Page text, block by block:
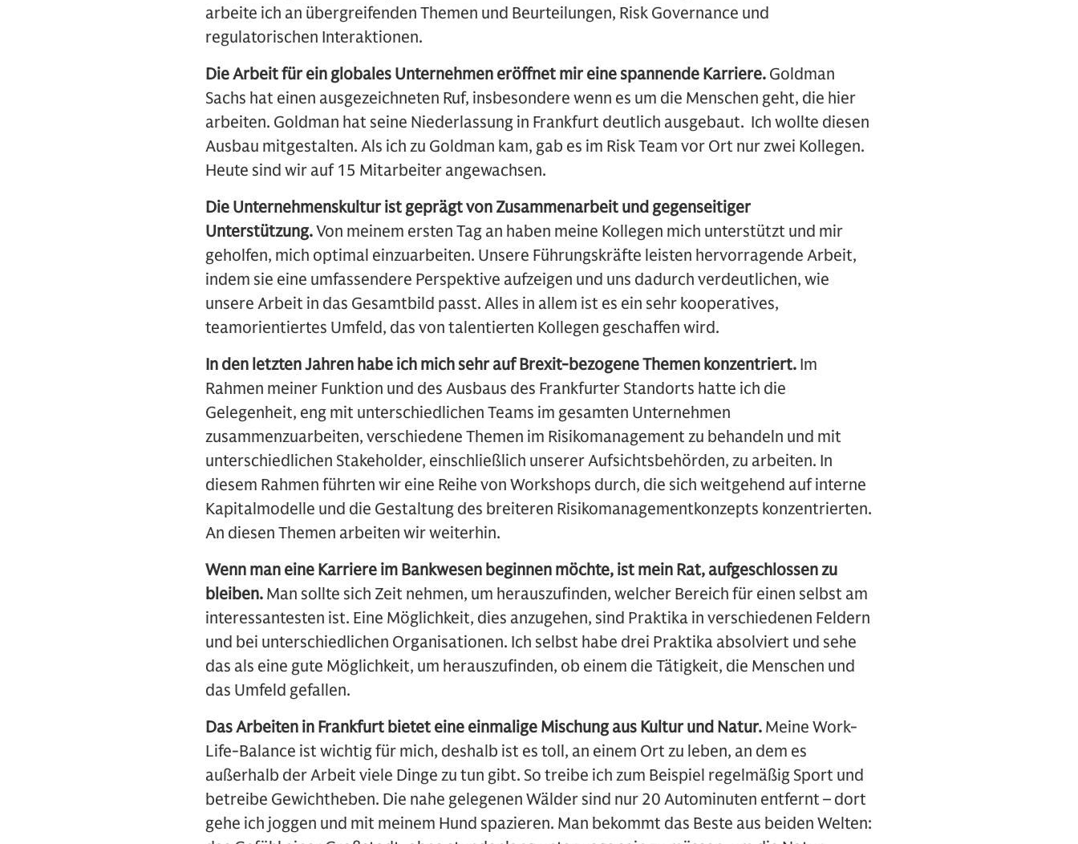
arbeite ich an übergreifenden Themen und Beurteilungen, Risk Governance und
regulatorischen Interaktionen.
Die Arbeit für ein globales Unternehmen eröffnet mir eine spannende Karriere. Goldman
Sachs hat einen ausgezeichneten Ruf, insbesondere wenn es um die Menschen geht, die hier
arbeiten. Goldman hat seine Niederlassung in Frankfurt deutlich ausgebaut. Ich wollte diesen
Ausbau mitgestalten. Als ich zu Goldman kam, gab es im Risk Team vor Ort nur zwei Kollegen.
Heute sind wir auf 15 Mitarbeiter angewachsen.
Die Unternehmenskultur ist geprägt von Zusammenarbeit und gegenseitiger
Unterstützung.Von meinem ersten Tag an haben meine Kollegen mich unterstützt und mir
geholfen, mich optimal einzuarbeiten. Unsere Führungskräfte leisten hervorragende Arbeit,
indem sie eine umfassendere Perspektive aufzeigen und uns dadurch verdeutlichen, wie
unsere Arbeit in das Gesamtbild passt. Alles in allem ist es ein sehr kooperatives,
teamorientiertes Umfeld, das von talentierten Kollegen geschaffen wird.
In den letzten Jahren habe ich mich sehr auf Brexit-bezogene Themen konzentriert. Im
Rahmen meiner Funktion und des Ausbaus des Frankfurter Standorts hatte ich die
Gelegenheit, eng mit unterschiedlichen Teams im gesamten Unternehmen
zusammenzuarbeiten, verschiedene Themen im Risikomanagement zu behandeln und mit
unterschiedlichen Stakeholder, einschließlich unserer Aufsichtsbehörden, zu arbeiten. In
diesem Rahmen führten wir eine Reihe von Workshops durch, die sich weitgehend auf interne
Kapitalmodelle und die Gestaltung des breiteren Risikomanagementkonzepts konzentrierten.
An diesen Themen arbeiten wir weiterhin.
Wenn man eine Karriere im Bankwesen beginnen möchte, ist mein Rat, aufgeschlossen zu
bleiben. Man sollte sich Zeit nehmen, um herauszufinden, welcher Bereich für einen selbst am
interessantesten ist. Eine Möglichkeit, dies anzugehen, sind Praktika in verschiedenen Feldern
und bei unterschiedlichen Organisationen. Ich selbst habe drei Praktika absolviert und sehe
das als eine gute Möglichkeit, um herauszufinden, ob einem die Tätigkeit, die Menschen und
das Umfeld gefallen.
Das Arbeiten in Frankfurt bietet eine einmalige Mischung aus Kultur und Natur. Meine Work-
Life-Balance ist wichtig für mich, deshalb ist es toll, an einem Ort zu leben, an dem es
außerhalb der Arbeit viele Dinge zu tun gibt. So treibe ich zum Beispiel regelmäßig Sport und
betreibe Gewichtheben. Die nahe gelegenen Wälder sind nur 20 Autominuten entfernt – dort
gehe ich joggen und mit meinem Hund spazieren. Man bekommt das Beste aus beiden Welten: